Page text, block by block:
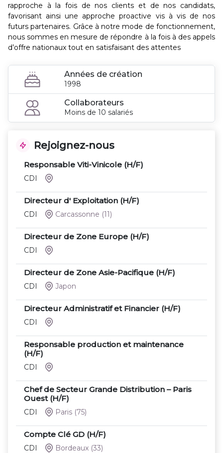
rapproche à la fois de nos clients et de nos candidats,
favorisant ainsi une approche proactive vis à vis de nos
futurs partenaires. Grâce à notre mode de fonctionnement,
nous sommes en mesure de répondre à la fois à des appels
d’offre nationaux tout en satisfaisant des attentes
Années de création
1998
Collaborateurs
Moins de 10 salariés
Rejoignez-nous
Responsable Viti-Vinicole (H/F)
CDI
Directeur d' Exploitation (H/F)
CDI Carcassonne (11)
Directeur de Zone Europe (H/F)
CDI
Directeur de Zone Asie-Pacifique (H/F)
CDI Japon
Directeur Administratif et Financier (H/F)
CDI
Responsable production et maintenance
(H/F)
CDI
Chef de Secteur Grande Distribution – Paris
Ouest (H/F)
CDI Paris (75)
Compte Clé GD (H/F)
CDI Bordeaux (33)